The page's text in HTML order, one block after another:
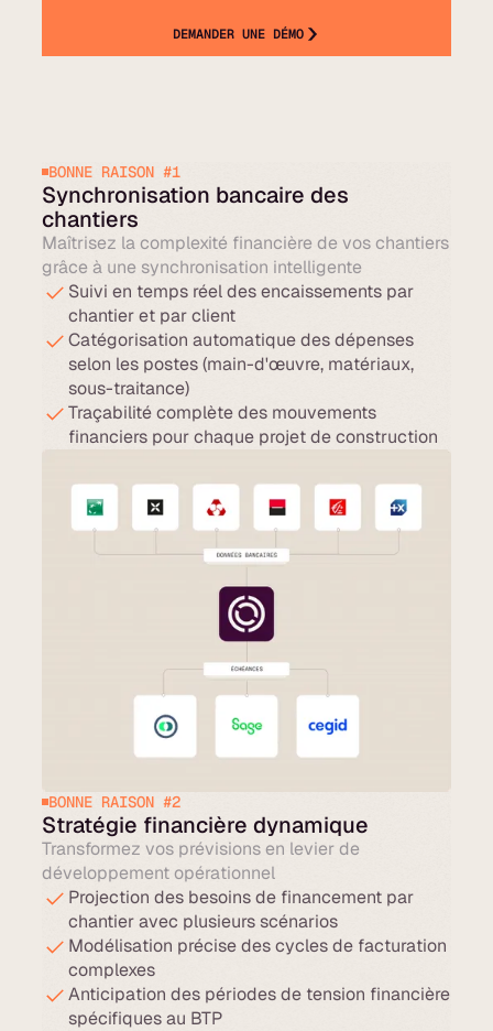
DEMANDER UNE DÉMO
BONNE RAISON #1
Synchronisation bancaire des
chantiers
Maîtrisez la complexité financière de vos chantiers
grâce à une synchronisation intelligente
Suivi en temps réel des encaissements par
chantier et par client
Catégorisation automatique des dépenses
selon les postes (main-d'œuvre, matériaux,
sous-traitance)
Traçabilité complète des mouvements
financiers pour chaque projet de construction
BONNE RAISON #2
Stratégie financière dynamique
Transformez vos prévisions en levier de
développement opérationnel
Projection des besoins de financement par
chantier avec plusieurs scénarios
Modélisation précise des cycles de facturation
complexes
Anticipation des périodes de tension financière
spécifiques au BTP